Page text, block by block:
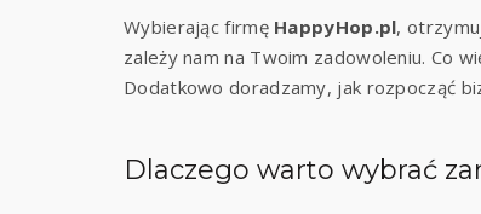
Wybierając firmę HappyHop.pl,
zależy nam na Twoim zadowoleniu. Co
Dodatkowo doradzamy, jak rozpocząć
Dlaczego warto wybrać